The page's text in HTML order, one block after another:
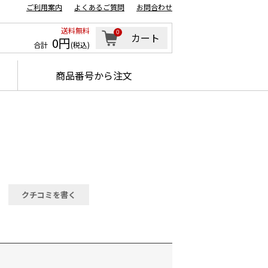
ご利用案内 よくあるご質問 お問合わせ
送料無料
合計 0円(税込)
0 カート
商品番号から注文
クチコミを書く